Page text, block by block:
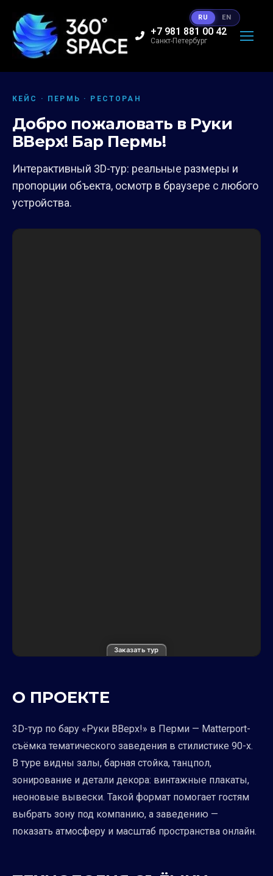
+7 981 881 00 42
Санкт-Петербург
КЕЙС · ПЕРМЬ · РЕСТОРАН
Добро пожаловать в Руки
ВВерх! Бар Пермь!
Интерактивный 3D-тур: реальные размеры и
пропорции объекта, осмотр в браузере с любого
устройства.
Заказать тур
О ПРОЕКТЕ
3D-тур по бару «Руки ВВерх!» в Перми — Matterport-
съёмка тематического заведения в стилистике 90-х.
В туре видны залы, барная стойка, танцпол,
зонирование и детали декора: винтажные плакаты,
неоновые вывески. Такой формат помогает гостям
выбрать зону под компанию, а заведению —
показать атмосферу и масштаб пространства онлайн.
RU EN